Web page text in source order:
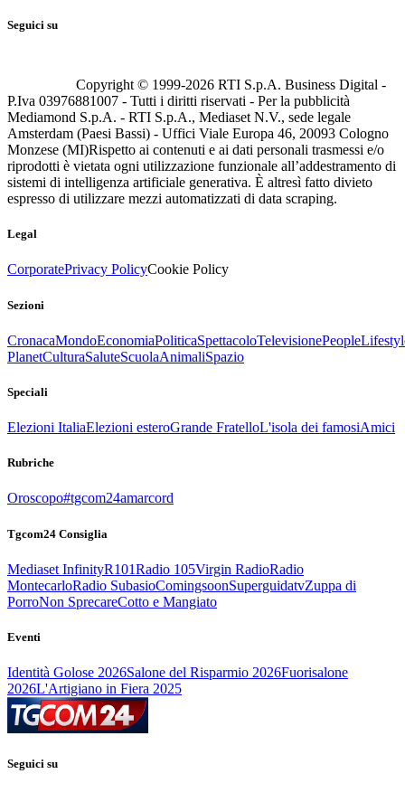
Seguici su
Copyright © 1999-2026 RTI S.p.A. Business Digital -
P.Iva 03976881007 - Tutti i diritti riservati - Per la pubblicità
Mediamond S.p.A. - RTI S.p.A., Mediaset N.V., sede legale
Amsterdam (Paesi Bassi) - Uffici Viale Europa 46, 20093 Cologno
Monzese (MI)Rispetto ai contenuti e ai dati personali trasmessi e/o
riprodotti è vietata ogni utilizzazione funzionale all’addestramento di
sistemi di intelligenza artificiale generativa. È altresì fatto divieto
espresso di utilizzare mezzi automatizzati di data scraping.
Legal
CorporatePrivacy PolicyCookie Policy
Sezioni
CronacaMondoEconomiaPoliticaSpettacoloTelevisionePeople
PlanetCulturaSaluteScuolaAnimaliSpazio
Speciali
Elezioni ItaliaElezioni esteroGrande FratelloL'isola dei famosiAmici
Rubriche
Oroscopo#tgcom24amarcord
Tgcom24 Consiglia
Mediaset InfinityR101Radio 105Virgin RadioRadio
MontecarloRadio SubasioComingsoonSuperguidatvZuppa di
PorroNon SprecareCotto e Mangiato
Eventi
Identità Golose 2026Salone del Risparmio 2026Fuorisalone
2026L'Artigiano in Fiera 2025
Seguici su